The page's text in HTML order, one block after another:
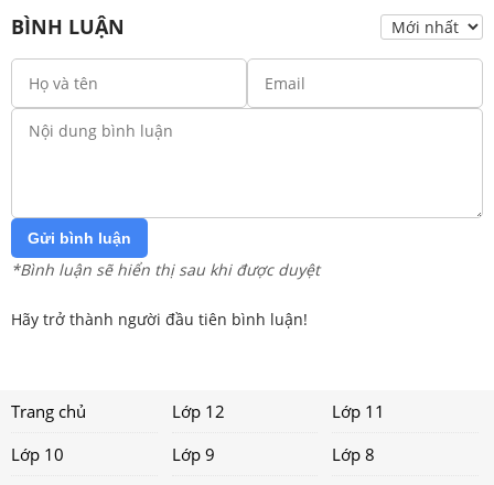
BÌNH LUẬN
Gửi bình luận
*Bình luận sẽ hiển thị sau khi được duyệt
Hãy trở thành người đầu tiên bình luận!
Trang chủ Lớp 12
Lớp 11
Lớp 10
Lớp 9
Lớp 8